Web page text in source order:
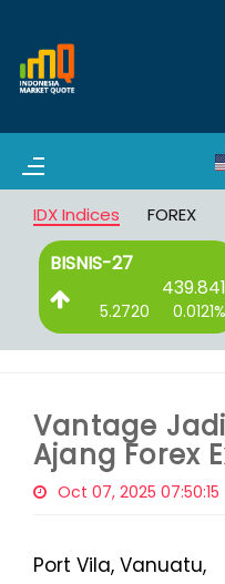
IDX Indices FOREX
BISNIS-27
439.841
5.2720 0.0121%
Vantage
Ajang Forex
Oct 07, 2025 07:50:15
Port Vila, Vanuatu,